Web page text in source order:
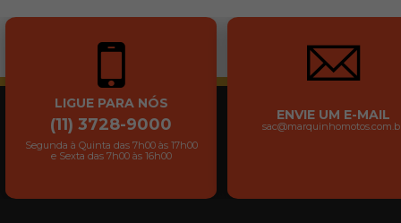
LIGUE PARA NÓS
(11) 3728-9000
Segunda à Quinta das 7h00 às 17h00
e Sexta das 7h00 às 16h00
ENVIE UM E-MAIL